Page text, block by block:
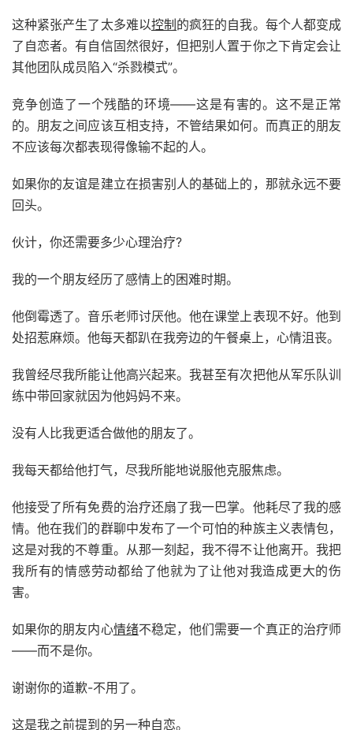
这种紧张产生了太多难以控制的疯狂的自我。每个人都变成
了自恋者。有自信固然很好，但把别人置于你之下肯定会让
其他团队成员陷入“杀戮模式”。
竞争创造了一个残酷的环境——这是有害的。这不是正常
的。朋友之间应该互相支持，不管结果如何。而真正的朋友
不应该每次都表现得像输不起的人。
如果你的友谊是建立在损害别人的基础上的，那就永远不要
回头。
伙计，你还需要多少心理治疗?
我的一个朋友经历了感情上的困难时期。
他倒霉透了。音乐老师讨厌他。他在课堂上表现不好。他到
处招惹麻烦。他每天都趴在我旁边的午餐桌上，心情沮丧。
我曾经尽我所能让他高兴起来。我甚至有次把他从军乐队训
练中带回家就因为他妈妈不来。
没有人比我更适合做他的朋友了。
我每天都给他打气，尽我所能地说服他克服焦虑。
他接受了所有免费的治疗还扇了我一巴掌。他耗尽了我的感
情。他在我们的群聊中发布了一个可怕的种族主义表情包，
这是对我的不尊重。从那一刻起，我不得不让他离开。我把
我所有的情感劳动都给了他就为了让他对我造成更大的伤
害。
如果你的朋友内心情绪不稳定，他们需要一个真正的治疗师
——而不是你。
谢谢你的道歉-不用了。
这是我之前提到的另一种自恋。